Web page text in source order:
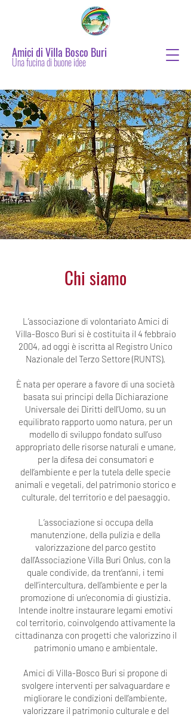
Amici di Villa Bosco Buri
Una fucina di buone idee
Chi siamo
L’associazione di volontariato Amici di
Villa-Bosco Buri si è costituita il 4 febbraio
2004, ad oggi è iscritta al Registro Unico
Nazionale del Terzo Settore (RUNTS).
È nata per operare a favore di una società
basata sui principi della Dichiarazione
Universale dei Diritti dell’Uomo, su un
equilibrato rapporto uomo natura, per un
modello di sviluppo fondato sull’uso
appropriato delle risorse naturali e umane,
per la difesa dei consumatori e
dell’ambiente e per la tutela delle specie
animali e vegetali, del patrimonio storico e
culturale, del territorio e del paesaggio.
L’associazione si occupa della
manutenzione, della pulizia e della
valorizzazione del parco gestito
dall’Associazione Villa Buri Onlus, con la
quale condivide, da trent’anni, i temi
dell’intercultura, dell’ambiente e per la
promozione di un’economia di giustizia.
Intende inoltre instaurare legami emotivi
col territorio, coinvolgendo attivamente la
cittadinanza con progetti che valorizzino il
patrimonio umano e ambientale.
Amici di Villa-Bosco Buri si propone di
svolgere interventi per salvaguardare e
migliorare le condizioni dell’ambiente,
valorizzare il patrimonio culturale e del